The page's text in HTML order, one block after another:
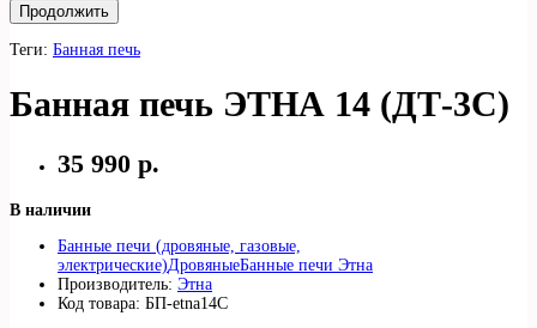
Продолжить
Теги: Банная печь
Банная печь ЭТНА 14 (ДТ-3С)
35 990 р.
В наличии
Банные печи (дровяные, газовые,
электрические)ДровяныеБанные печи Этна
Производитель: Этна
Код товара: БП-etna14С